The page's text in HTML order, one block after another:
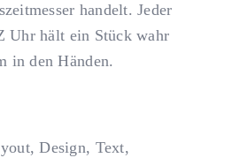
handelt. Jeder
Uhr hält ein Stück wahr
in den Händen.
Design, Text,